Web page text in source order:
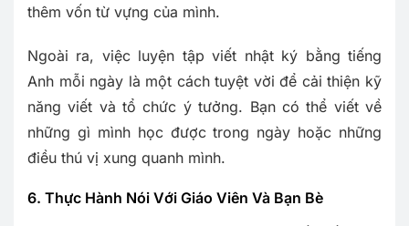
thêm vốn từ vựng của mình.
Ngoài ra, việc luyện tập viết nhật ký bằng tiếng
Anh mỗi ngày là một cách tuyệt vời để cải thiện kỹ
năng viết và tổ chức ý tưởng. Bạn có thể viết về
những gì mình học được trong ngày hoặc những
điều thú vị xung quanh mình.
6. Thực Hành Nói Với Giáo Viên Và Bạn Bè